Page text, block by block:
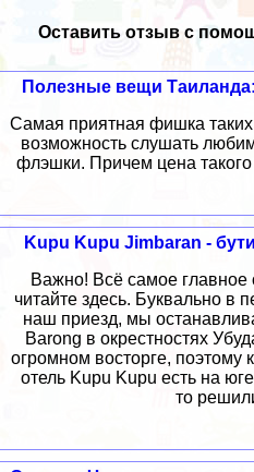
Оставить отзыв с
Полезные вещи
Самая приятная фишка
возможность слушать
флэшки. Причем цена
Kupu Kupu Jimbaran -
Важно! Всё самое главное
читайте здесь. Буквально в
наш приезд, мы
Barong в окрестностях
огромном восторге, поэтому
отель Kupu Kupu есть на
то